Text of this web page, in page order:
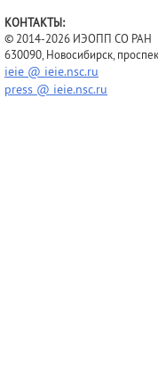
КОНТАКТЫ:
© 2014-2026 ИЭОПП СО РАН
630090, Новосибирск,
ieie @ ieie.nsc.ru
press @ ieie.nsc.ru